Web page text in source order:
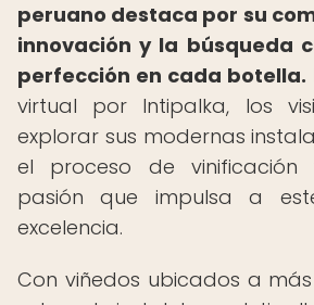
peruano destaca por su
innovación y la búsqueda
perfección en cada botella.
virtual por Intipalka, los
explorar sus modernas
el proceso de
pasión que impulsa a
excelencia.
Con viñedos ubicados a